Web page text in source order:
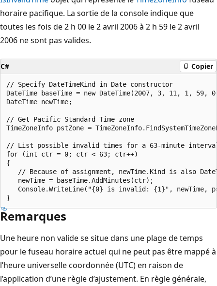
horaire pacifique. La sortie de la console indique que
toutes les fois de 2 h 00 le 2 avril 2006 à 2 h 59 le 2 avril
2006 ne sont pas valides.
C# Copier
// Specify DateTimeKind in Date constructor
DateTime baseTime = new DateTime(2007, 3, 11, 1, 59,
DateTime newTime;
// Get Pacific Standard Time zone
TimeZoneInfo pstZone =
// List possible invalid times for a 63-minute
for (int ctr = 0; ctr < 63; ctr++)
{
// Because of assignment, newTime.Kind is also
   newTime = baseTime.AddMinutes(ctr);
Console.WriteLine("{0} is invalid: {1}", newTime,
Remarques
Une heure non valide se situe dans une plage de temps
pour le fuseau horaire actuel qui ne peut pas être mappé à
l’heure universelle coordonnée (UTC) en raison de
l’application d’une règle d’ajustement. En règle générale,